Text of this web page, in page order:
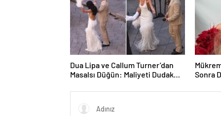
Dua Lipa ve Callum Turner’dan
Masalsı Düğün: Maliyeti Dudak
Sonra